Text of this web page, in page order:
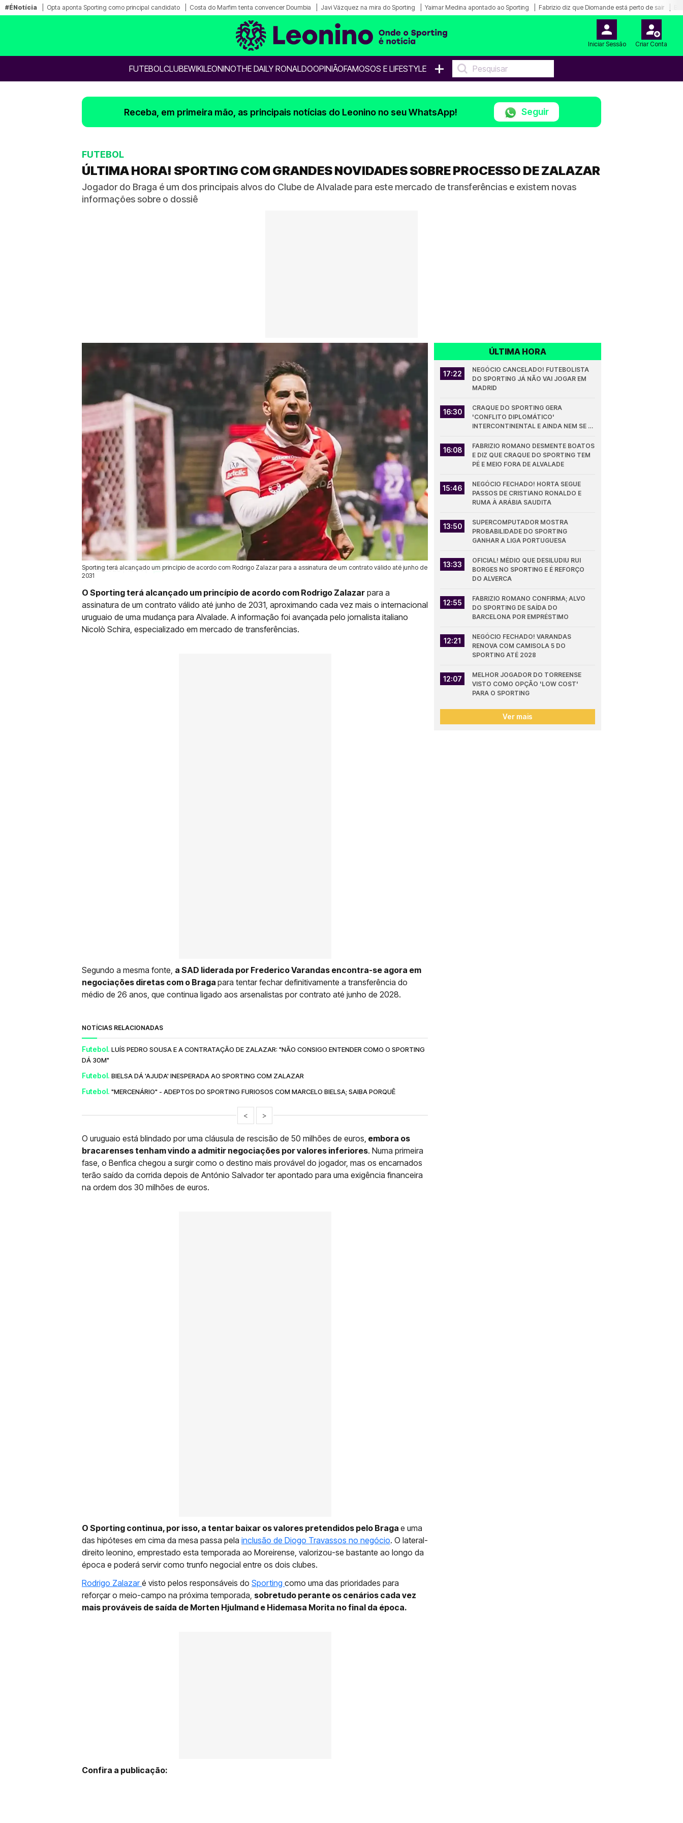
#ÉNotícia Opta aponta Sporting como principal candidato Costa do Marfim tenta convencer Doumbia Javi Vázquez na mira do Sporting Yaimar Medina apontado ao Sporting Fabrizio diz que Diomande está perto de sair
Iniciar Sessão Criar Conta
FUTEBOLCLUBEWIKILEONINOTHE DAILY RONALDOOPINIÃOFAMOSOS E LIFESTYLE +
Receba, em primeira mão, as principais notícias do Leonino no seu WhatsApp! Seguir
FUTEBOL
ÚLTIMA HORA! SPORTING COM GRANDES NOVIDADES SOBRE PROCESSO DE ZALAZAR
Jogador do Braga é um dos principais alvos do Clube de Alvalade para este mercado de transferências e existem novas
informações sobre o dossiê
Sporting terá alcançado um princípio de acordo com Rodrigo Zalazar para a assinatura de um contrato válido até junho de
2031
12 Mai 2026 | 12:54 | 0
O Sporting terá alcançado um princípio de acordo com Rodrigo Zalazar para a
assinatura de um contrato válido até junho de 2031, aproximando cada vez mais o internacional
uruguaio de uma mudança para Alvalade. A informação foi avançada pelo jornalista italiano
Nicolò Schira, especializado em mercado de transferências.
Segundo a mesma fonte, a SAD liderada por Frederico Varandas encontra-se agora em
negociações diretas com o Braga para tentar fechar definitivamente a transferência do
médio de 26 anos, que continua ligado aos arsenalistas por contrato até junho de 2028.
NOTÍCIAS RELACIONADAS
Futebol. LUÍS PEDRO SOUSA E A CONTRATAÇÃO DE ZALAZAR: "NÃO CONSIGO ENTENDER COMO O SPORTING
DÁ 30M"
Futebol. BIELSA DÁ 'AJUDA' INESPERADA AO SPORTING COM ZALAZAR
Futebol. "MERCENÁRIO" - ADEPTOS DO SPORTING FURIOSOS COM MARCELO BIELSA; SAIBA PORQUÊ
< >
O uruguaio está blindado por uma cláusula de rescisão de 50 milhões de euros, embora os
bracarenses tenham vindo a admitir negociações por valores inferiores. Numa primeira
fase, o Benfica chegou a surgir como o destino mais provável do jogador, mas os encarnados
terão saído da corrida depois de António Salvador ter apontado para uma exigência financeira
na ordem dos 30 milhões de euros.
O Sporting continua, por isso, a tentar baixar os valores pretendidos pelo Braga e uma
das hipóteses em cima da mesa passa pela inclusão de Diogo Travassos no negócio. O lateral-
direito leonino, emprestado esta temporada ao Moreirense, valorizou-se bastante ao longo da
época e poderá servir como trunfo negocial entre os dois clubes.
Rodrigo Zalazaré visto pelos responsáveis do Sporting como uma das prioridades para
reforçar o meio-campo na próxima temporada, sobretudo perante os cenários cada vez
mais prováveis de saída de Morten Hjulmand e Hidemasa Morita no final da época.
Confira a publicação:
ÚLTIMA HORA
17:22
NEGÓCIO CANCELADO! FUTEBOLISTA
DO SPORTING JÁ NÃO VAI JOGAR EM
MADRID
16:30
CRAQUE DO SPORTING GERA
'CONFLITO DIPLOMÁTICO'
INTERCONTINENTAL E AINDA NEM SE
16:08
FABRIZIO ROMANO DESMENTE BOATOS
E DIZ QUE CRAQUE DO SPORTING TEM
PÉ E MEIO FORA DE ALVALADE
15:46
NEGÓCIO FECHADO! HORTA SEGUE
PASSOS DE CRISTIANO RONALDO E
RUMA À ARÁBIA SAUDITA
13:50
SUPERCOMPUTADOR MOSTRA
PROBABILIDADE DO SPORTING
GANHAR A LIGA PORTUGUESA
13:33
OFICIAL! MÉDIO QUE DESILUDIU RUI
BORGES NO SPORTING E É REFORÇO
DO ALVERCA
12:55
FABRIZIO ROMANO CONFIRMA; ALVO
DO SPORTING DE SAÍDA DO
BARCELONA POR EMPRÉSTIMO
12:21
NEGÓCIO FECHADO! VARANDAS
RENOVA COM CAMISOLA 5 DO
SPORTING ATÉ 2028
12:07
MELHOR JOGADOR DO TORREENSE
VISTO COMO OPÇÃO 'LOW COST'
PARA O SPORTING
Ver mais